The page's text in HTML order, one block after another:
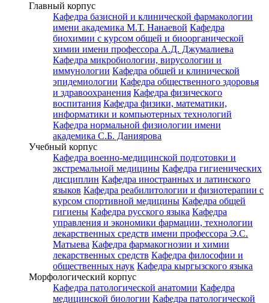
Главный корпус
Кафедра базисной и клинической фармакологии
имени академика М.Т. Нанаевой Кафедра
биохимии с курсом общей и биоорганической
химии имени профессора А.Д. Джумалиева
Кафедра микробиологии, вирусологии и
иммунологии Кафедра общей и клинической
эпидемиологии Кафедра общественного здоровья
и здравоохранения Кафедра физического
воспитания Кафедра физики, математики,
информатики и компьютерных технологий
Кафедра нормальной физиологии имени
академика С.Б. Даниярова
Учебный корпус
Кафедра военно-медицинской подготовки и
экстремальной медицины Кафедра гигиенических
дисциплин Кафедра иностранных и латинского
языков Кафедра реабилитологии и физиотерапии с
курсом спортивной медицины Кафедра общей
гигиены Кафедра русского языка Кафедра
управления и экономики фармации, технологии
лекарственных средств имени профессора Э.С.
Матыева Кафедра фармакогнозии и химии
лекарственных средств Кафедра философии и
общественных наук Кафедра кыргызского языка
Морфологический корпус
Кафедра патологической анатомии Кафедра
медицинской биологии Кафедра патологической